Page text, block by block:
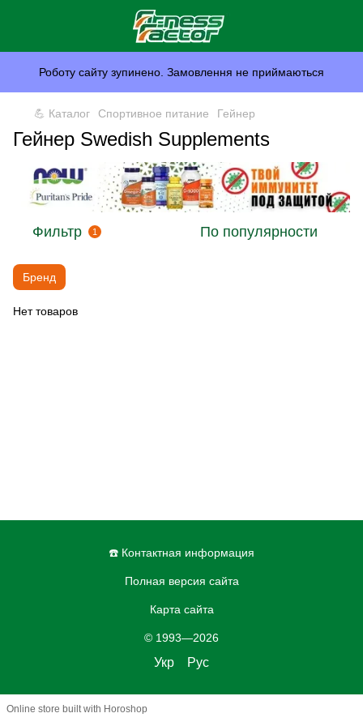
Роботу сайту зупинено. Замовлення не приймаються
💪 Каталог Спортивное питание Гейнер
Гейнер Swedish Supplements
Фильтр 1 По популярности
Бренд
Нет товаров
☎️ Контактная информация
Полная версия сайта
Карта сайта
© 1993—2026
Укр Рус
Online store built with Horoshop